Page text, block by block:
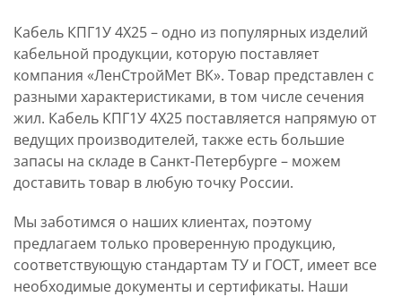
Кабель КПГ1У 4Х25 – одно из популярных изделий
кабельной продукции, которую поставляет
компания «ЛенСтройМет ВК». Товар представлен с
разными характеристиками, в том числе сечения
жил. Кабель КПГ1У 4Х25 поставляется напрямую от
ведущих производителей, также есть большие
запасы на складе в Санкт-Петербурге – можем
доставить товар в любую точку России.
Мы заботимся о наших клиентах, поэтому
предлагаем только проверенную продукцию,
соответствующую стандартам ТУ и ГОСТ, имеет все
необходимые документы и сертификаты. Наши